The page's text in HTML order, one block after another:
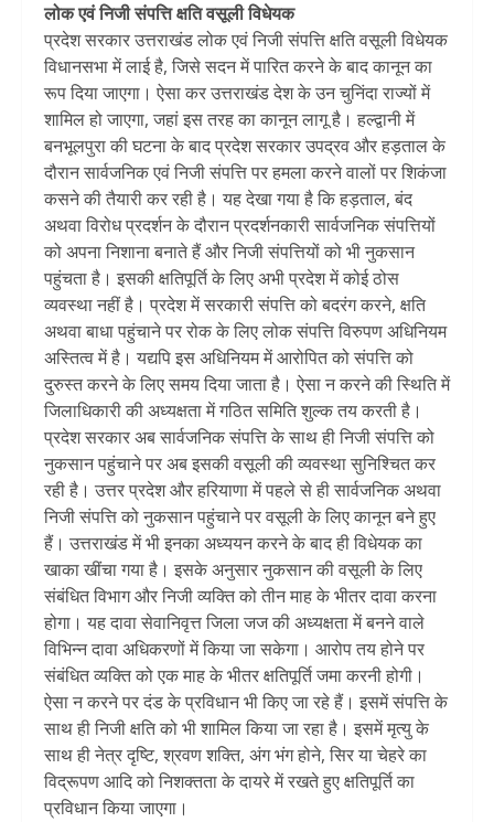
लोक एवं निजी संपत्ति क्षति वसूली विधेयक
प्रदेश सरकार उत्तराखंड लोक एवं निजी संपत्ति क्षति वसूली विधेयक
विधानसभा में लाई है, जिसे सदन में पारित करने के बाद कानून का
रूप दिया जाएगा। ऐसा कर उत्तराखंड देश के उन चुनिंदा राज्यों में
शामिल हो जाएगा, जहां इस तरह का कानून लागू है। हल्द्वानी में
बनभूलपुरा की घटना के बाद प्रदेश सरकार उपद्रव और हड़ताल के
दौरान सार्वजनिक एवं निजी संपत्ति पर हमला करने वालों पर शिकंजा
कसने की तैयारी कर रही है। यह देखा गया है कि हड़ताल, बंद
अथवा विरोध प्रदर्शन के दौरान प्रदर्शनकारी सार्वजनिक संपत्तियों
को अपना निशाना बनाते हैं और निजी संपत्तियों को भी नुकसान
पहुंचता है। इसकी क्षतिपूर्ति के लिए अभी प्रदेश में कोई ठोस
व्यवस्था नहीं है। प्रदेश में सरकारी संपत्ति को बदरंग करने, क्षति
अथवा बाधा पहुंचाने पर रोक के लिए लोक संपत्ति विरुपण अधिनियम
अस्तित्व में है। यद्यपि इस अधिनियम में आरोपित को संपत्ति को
दुरुस्त करने के लिए समय दिया जाता है। ऐसा न करने की स्थिति में
जिलाधिकारी की अध्यक्षता में गठित समिति शुल्क तय करती है।
प्रदेश सरकार अब सार्वजनिक संपत्ति के साथ ही निजी संपत्ति को
नुकसान पहुंचाने पर अब इसकी वसूली की व्यवस्था सुनिश्चित कर
रही है। उत्तर प्रदेश और हरियाणा में पहले से ही सार्वजनिक अथवा
निजी संपत्ति को नुकसान पहुंचाने पर वसूली के लिए कानून बने हुए
हैं। उत्तराखंड में भी इनका अध्ययन करने के बाद ही विधेयक का
खाका खींचा गया है। इसके अनुसार नुकसान की वसूली के लिए
संबंधित विभाग और निजी व्यक्ति को तीन माह के भीतर दावा करना
होगा। यह दावा सेवानिवृत्त जिला जज की अध्यक्षता में बनने वाले
विभिन्न दावा अधिकरणों में किया जा सकेगा। आरोप तय होने पर
संबंधित व्यक्ति को एक माह के भीतर क्षतिपूर्ति जमा करनी होगी।
ऐसा न करने पर दंड के प्रविधान भी किए जा रहे हैं। इसमें संपत्ति के
साथ ही निजी क्षति को भी शामिल किया जा रहा है। इसमें मृत्यु के
साथ ही नेत्र दृष्टि, श्रवण शक्ति, अंग भंग होने, सिर या चेहरे का
विद्रूपण आदि को निशक्तता के दायरे में रखते हुए क्षतिपूर्ति का
प्रविधान किया जाएगा।